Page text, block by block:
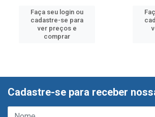
Faça seu login ou
cadastre-se para
ver preços e
comprar
Cadastre-se para receber